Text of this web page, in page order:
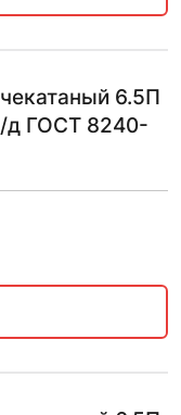
6.5П
д ГОСТ 8240-